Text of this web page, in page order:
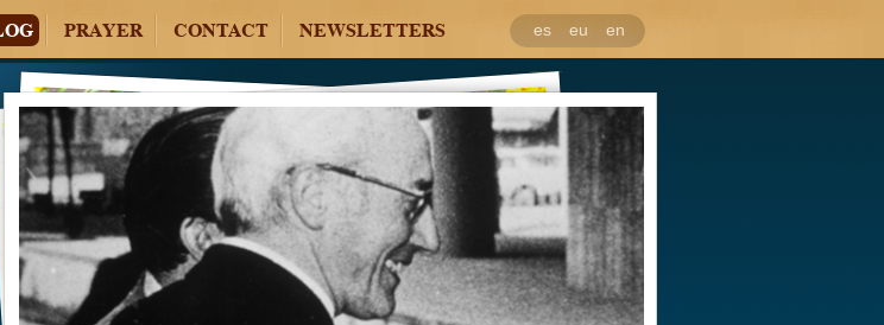
PRAYER CONTACT NEWSLETTERS es eu en